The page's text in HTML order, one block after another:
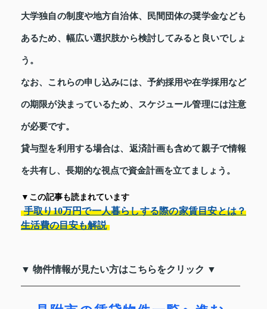
大学独自の制度や地方自治体、民間団体の奨学金なども
あるため、幅広い選択肢から検討してみると良いでしょ
う。
なお、これらの申し込みには、予約採用や在学採用など
の期限が決まっているため、スケジュール管理には注意
が必要です。
貸与型を利用する場合は、返済計画も含めて親子で情報
を共有し、長期的な視点で資金計画を立てましょう。
▼この記事も読まれています
手取り10万円で一人暮らしする際の家賃目安とは？
生活費の目安も解説
▼ 物件情報が見たい方はこちらをクリック ▼